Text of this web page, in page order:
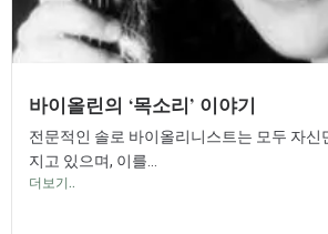
바이올린의 ‘목소리’ 이야기
전문적인 솔로 바이올리니스트는 모두 자신
지고 있으며, 이를...
더보기..